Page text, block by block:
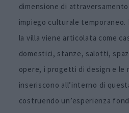
dimensione di
impiego culturale temporaneo.
la villa viene articolata come
domestici, stanze, salotti,
opere, i progetti di design e le
inseriscono all’interno di
costruendo un’esperienza